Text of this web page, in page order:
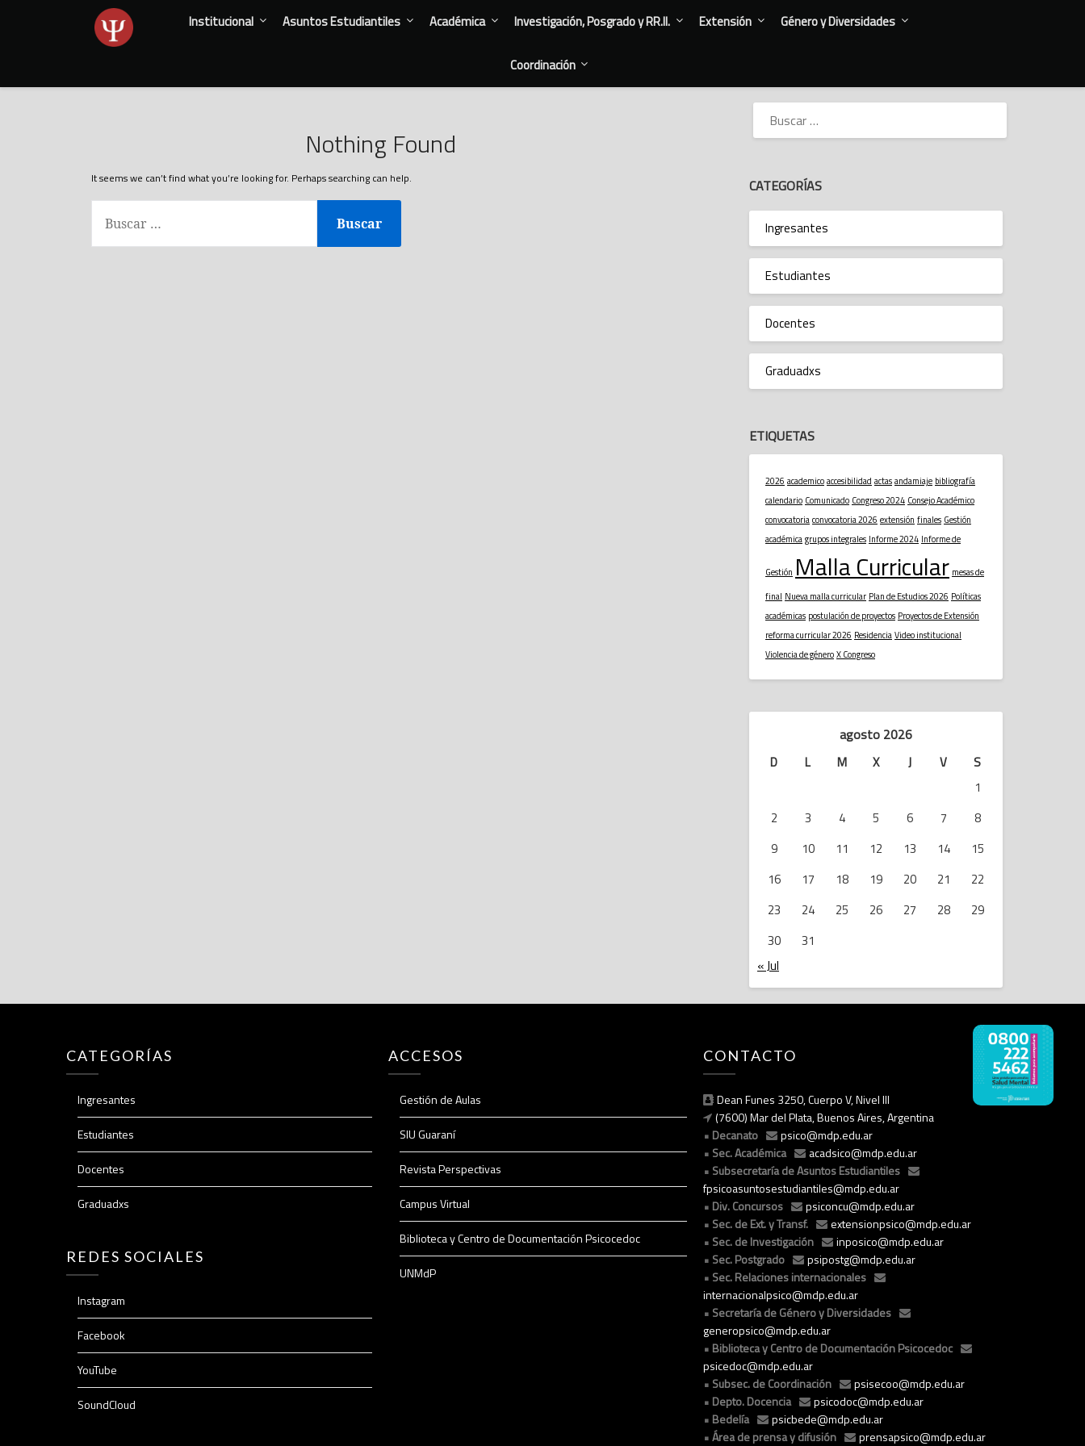
Institucional Asuntos Estudiantiles Académica Investigación, Posgrado y RR.II. Extensión Género y Diversidades
Coordinación
Nothing Found
It seems we can’t find what you’re looking for. Perhaps searching can help.
BUSCAR:
CATEGORÍAS
Ingresantes
Estudiantes
Docentes
Graduadxs
ETIQUETAS
2026 academicoaccesibilidad actasandamiaje bibliografía
calendario Comunicado Congreso 2024 Consejo Académico
convocatoriaconvocatoria 2026 extensión finales Gestión
académicagrupos integrales Informe 2024 Informe de
Gestión Malla Curricular mesas de
final Nueva malla curricular Plan de Estudios 2026 Políticas
académicas postulación de proyectos Proyectos de Extensión
reforma curricular 2026 ResidenciaVideo institucional
Violencia de géneroX Congreso
agosto 2026
D L M X J V
S
1
2
3 4 5 6 7
8
9
10 11 12 13 14
15
16
17 18 19 20 21
22
23
24 25 26 27 28
29
30
31
« Jul
CATEGORÍAS
Ingresantes
Estudiantes
Docentes
Graduadxs
REDES SOCIALES
Instagram
Facebook
YouTube
SoundCloud
ACCESOS
Gestión de Aulas
SIU Guaraní
Revista Perspectivas
Campus Virtual
Biblioteca y Centro de Documentación Psicocedoc
UNMdP
CONTACTO
Dean Funes 3250, Cuerpo V, Nivel III
(7600) Mar del Plata, Buenos Aires, Argentina
Decanato
psico@mdp.edu.ar
Sec. Académica
acadsico@mdp.edu.ar
Subsecretaría de Asuntos Estudiantiles
fpsicoasuntosestudiantiles@mdp.edu.ar
Div. Concursos
psiconcu@mdp.edu.ar
Sec. de Ext. y Transf.
extensionpsico@mdp.edu.ar
Sec. de Investigación
inposico@mdp.edu.ar
Sec. Postgrado
psipostg@mdp.edu.ar
Sec. Relaciones internacionales
internacionalpsico@mdp.edu.ar
Secretaría de Género y Diversidades
generopsico@mdp.edu.ar
Biblioteca y Centro de Documentación Psicocedoc
psicedoc@mdp.edu.ar
Subsec. de Coordinación
psisecoo@mdp.edu.ar
Depto. Docencia
psicodoc@mdp.edu.ar
Bedelía
psicbede@mdp.edu.ar
Área de prensa y difusión
prensapsico@mdp.edu.ar